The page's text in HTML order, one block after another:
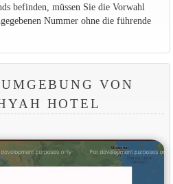
befinden, müssen Sie die Vorwahl
Nummer ohne die führende
VON
HOTEL